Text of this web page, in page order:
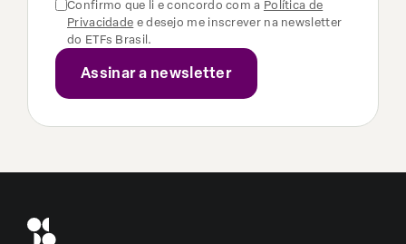
Confirmo que li e concordo com a Política de
Privacidade e desejo me inscrever na newsletter
do ETFs Brasil.